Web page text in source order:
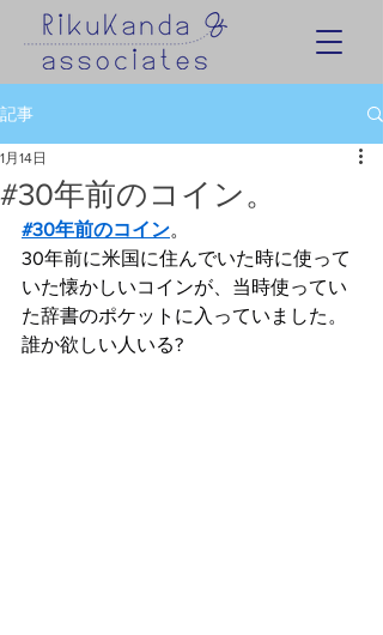
記事
#30年前のコイン。
1月14日
#30年前のコイン。
30年前に米国に住んでいた時に使って
いた懐かしいコインが、当時使ってい
た辞書のポケットに入っていました。
誰か欲しい人いる?